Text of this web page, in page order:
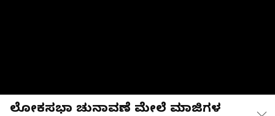
ಲೋಕಸಭಾ ಚುನಾವಣೆ ಮೇಲೆ ಮಾಜಿಗಳ